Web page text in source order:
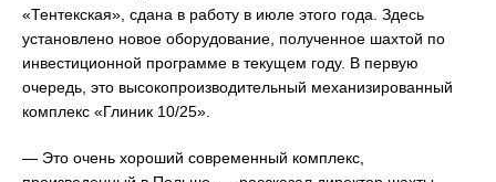
«Тентекская», сдана в работу в июле этого года. Здесь
установлено новое оборудование, полученное шахтой по
инвестиционной программе в текущем году. В первую
очередь, это высокопроизводительный механизированный
комплекс «Глиник 10/25».
— Это очень хороший современный комплекс,